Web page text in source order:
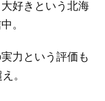
好きという北海
。
力という評価も
。